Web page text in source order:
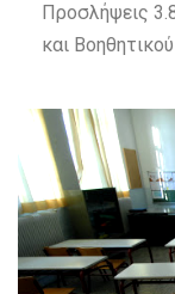
Προσλήψεις
και